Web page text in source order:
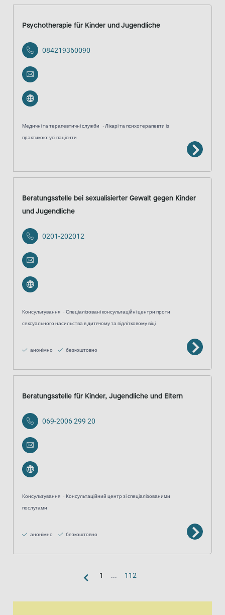
Psychotherapie für Kinder und Jugendliche
084219360090
Медичні та терапевтичні служби
Лікарі та психотерапевти із
практикою: усі пацієнти
Beratungsstelle bei sexualisierter Gewalt gegen Kinder
und Jugendliche
0201-202012
Консультування
Спеціалізовані консультаційні центри проти
сексуального насильства в дитячому та підлітковому віці
анонімно безкоштовно
Beratungsstelle für Kinder, Jugendliche und Eltern
069-2006 299 20
Консультування
Консультаційний центр зі спеціалізованими
послугами
анонімно безкоштовно
1 ... 112
Вигляд «карта»